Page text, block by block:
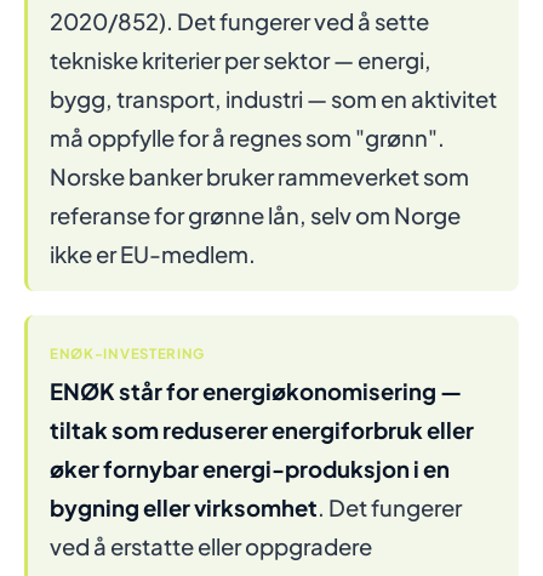
2020/852). Det fungerer ved å sette
tekniske kriterier per sektor — energi,
bygg, transport, industri — som en aktivitet
må oppfylle for å regnes som "grønn".
Norske banker bruker rammeverket som
referanse for grønne lån, selv om Norge
ikke er EU-medlem.
ENØK-INVESTERING
ENØK står for energiøkonomisering —
tiltak som reduserer energiforbruk eller
øker fornybar energi-produksjon i en
bygning eller virksomhet. Det fungerer
ved å erstatte eller oppgradere